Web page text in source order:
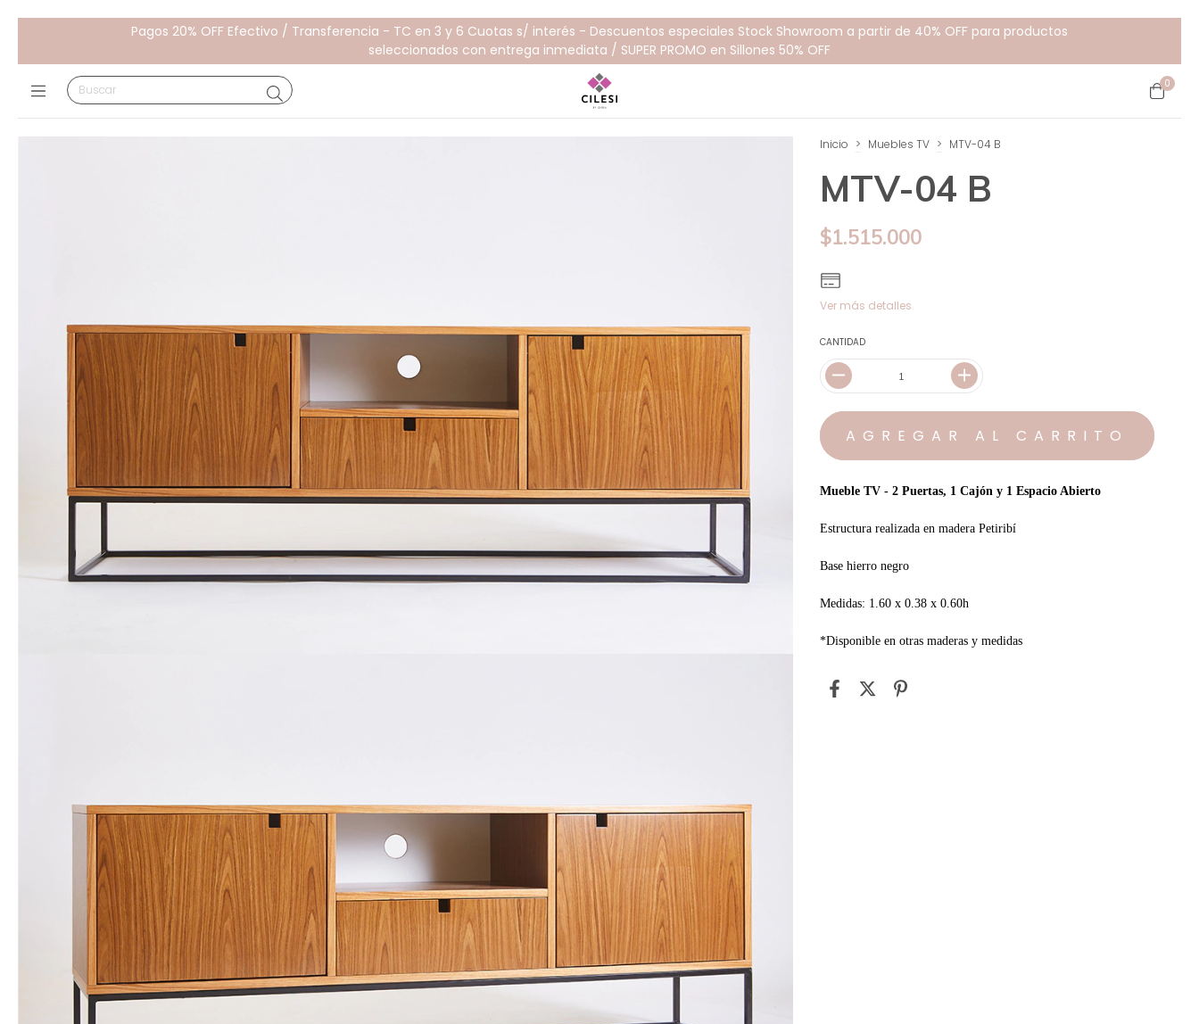
Pagos 20% OFF Efectivo / Transferencia - TC en 3 y 6 Cuotas s/ interés - Descuentos especiales Stock Showroom a partir de 40% OFF para productos
seleccionados con entrega inmediata / SUPER PROMO en Sillones 50% OFF
0
Inicio > Muebles TV > MTV-04 B
MTV-04 B
$1.515.000
Ver más detalles
CANTIDAD
Mueble TV - 2 Puertas, 1 Cajón y 1 Espacio Abierto
Estructura realizada en madera Petiribí
Base hierro negro
Medidas: 1.60 x 0.38 x 0.60h
*Disponible en otras maderas y medidas